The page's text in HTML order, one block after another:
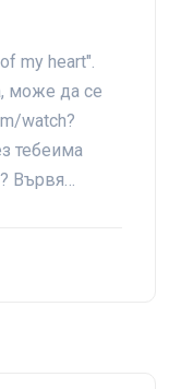
my heart".
може да се
watch?
тебеима
Вървя…